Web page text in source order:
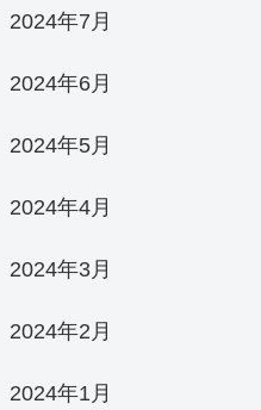
2024年7月
2024年6月
2024年5月
2024年4月
2024年3月
2024年2月
2024年1月